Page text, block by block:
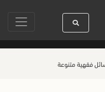
حياة القلوب وصحتها بالعمل
فقهية متنوعة